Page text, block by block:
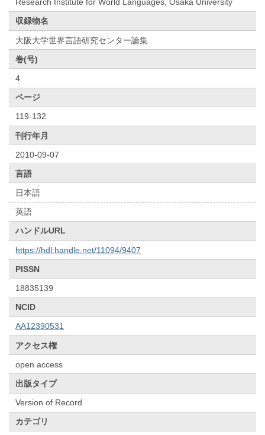
Research Institute for World Languages, Osaka University
収録物名
大阪大学世界言語研究センター論集
巻(号)
4
ページ
119-132
刊行年月
2010-09-07
言語
日本語
英語
ハンドルURL
https://hdl.handle.net/11094/9407
PISSN
18835139
NCID
AA12390531
アクセス権
open access
出版タイプ
Version of Record
カテゴリ